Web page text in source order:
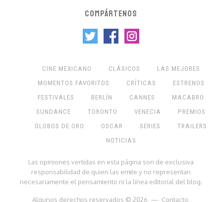
COMPÁRTENOS
CINE MEXICANO CLÁSICOS
LAS MEJORES
MOMENTOS FAVORITOS
CRÍTICAS
ESTRENOS
FESTIVALES
BERLÍN CANNES
MACABRO
SUNDANCE
TORONTO VENECIA
PREMIOS
GLOBOS DE ORO
OSCAR SERIES
TRAILERS
NOTICIAS
Las opiniones vertidas en esta página son de exclusiva
responsabilidad de quien las emite y no representan
necesariamente el pensamiento ni la línea editorial del blog.
Algunos derechos reservados © 2026 — Contacto: